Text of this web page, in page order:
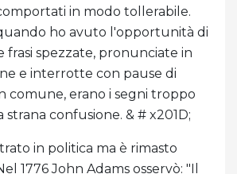
in modo tollerabile.
ho avuto l'opportunità di
frasi spezzate, pronunciate in
e interrotte con pause di
comune, erano i segni troppo
strana confusione. & # x201D;
in politica ma è rimasto
1776 John Adams osservò: "Il